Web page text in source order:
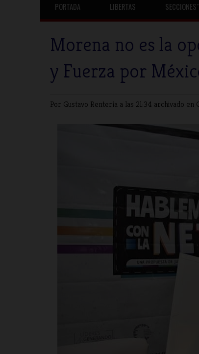
PORTADA LIBERTAS SECCIONESˇ
Morena no es la
y Fuerza por
Por Gustavo Rentería a las 21:34 archivado en